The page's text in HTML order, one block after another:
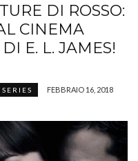
DI ROSSO:
CINEMA
E. L. JAMES!
FEBBRAIO 16, 2018